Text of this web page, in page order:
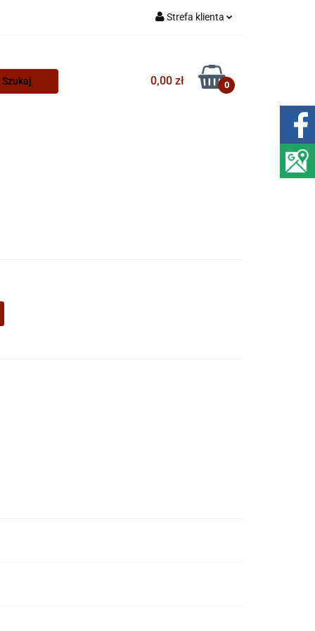
Strefa klienta
Zarejestruj się
Dodaj zgłoszenie
0,00 zł 0